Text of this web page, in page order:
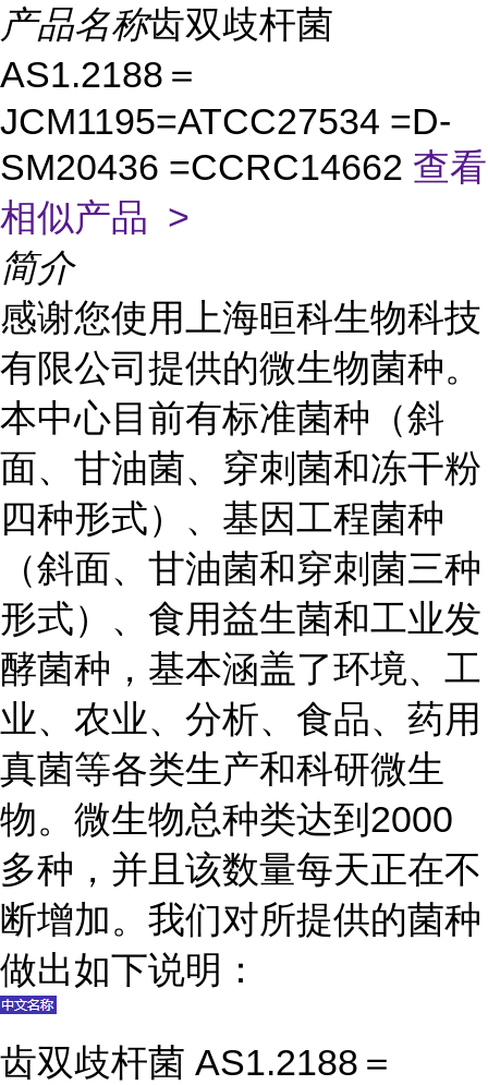
产品名称齿双歧杆菌
AS1.2188＝
JCM1195=ATCC27534 =D-
SM20436 =CCRC14662 查看
相似产品 >
简介
感谢您使用上海晅科生物科技
有限公司提供的微生物菌种。
本中心目前有标准菌种（斜
面、甘油菌、穿刺菌和冻干粉
四种形式）、基因工程菌种
（斜面、甘油菌和穿刺菌三种
形式）、食用益生菌和工业发
酵菌种，基本涵盖了环境、工
业、农业、分析、食品、药用
真菌等各类生产和科研微生
物。微生物总种类达到2000
多种，并且该数量每天正在不
断增加。我们对所提供的菌种
做出如下说明：
齿双歧杆菌 AS1.2188＝